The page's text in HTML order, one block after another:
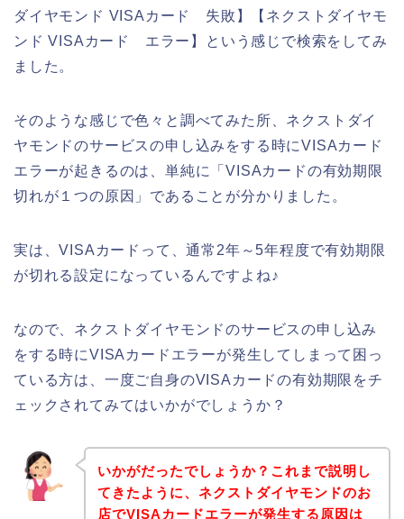
ダイヤモンド VISAカード 失敗】【ネクストダイヤモ
ンド VISAカード エラー】という感じで検索をしてみ
ました。
そのような感じで色々と調べてみた所、ネクストダイ
ヤモンドのサービスの申し込みをする時にVISAカード
エラーが起きるのは、単純に「VISAカードの有効期限
切れが１つの原因」であることが分かりました。
実は、VISAカードって、通常2年～5年程度で有効期限
が切れる設定になっているんですよね♪
なので、ネクストダイヤモンドのサービスの申し込み
をする時にVISAカードエラーが発生してしまって困っ
ている方は、一度ご自身のVISAカードの有効期限をチ
ェックされてみてはいかがでしょうか？
いかがだったでしょうか？これまで説明し
てきたように、ネクストダイヤモンドのお
店でVISAカードエラーが発生する原因は